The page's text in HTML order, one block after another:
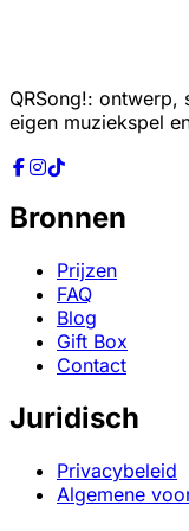
3. Vul hem
QRSong!: ontwerp,
eigen muziekspel
Bronnen
Prijzen
FAQ
Blog
Gift Box
Contact
Juridisch
Privacybeleid
Algemene